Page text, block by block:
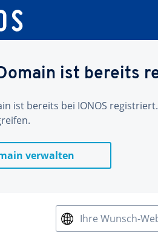
ist bereits
ist bereits bei IONOS
verwalten
Ihre Wunsch-